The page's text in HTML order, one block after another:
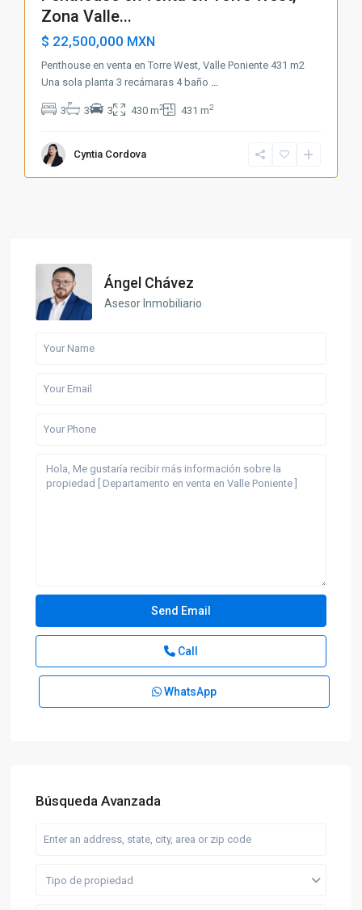
Zona Valle...
$ 22,500,000 MXN
Penthouse en venta en Torre West, Valle Poniente 431 m2
Una sola planta 3 recámaras 4 baño
3 3 3 430 m2 431 m2
Cyntia Cordova
Ángel Chávez
Asesor Inmobiliario
Call
WhatsApp
Búsqueda Avanzada
Tipo de propiedad